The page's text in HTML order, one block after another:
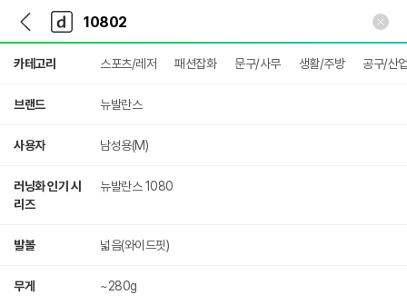
다
나
와
가
기
다
와
메
인
카테고리 스포츠/레저 패션잡화 문구/사무 생활/주방 공구/산
브랜드 뉴발란스
사용자 남성용(M)
러닝화 인기 시
리즈
뉴발란스 1080
발볼 넓음(와이드핏)
무게 ~280g